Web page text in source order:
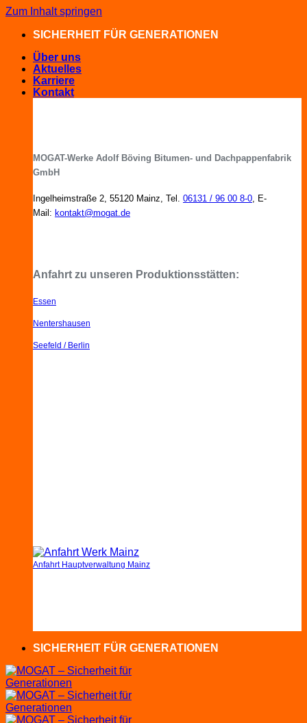
Zum Inhalt springen
SICHERHEIT FÜR GENERATIONEN
Über uns
Aktuelles
Karriere
Kontakt
MOGAT-Werke Adolf Böving Bitumen- und Dachpappenfabrik
GmbH
Ingelheimstraße 2, 55120 Mainz, Tel. 06131 / 96 00 8-0, E-
Mail: kontakt@mogat.de
Anfahrt zu unseren Produktionsstätten:
Essen
Nentershausen
Seefeld / Berlin
Anfahrt Hauptverwaltung Mainz
SICHERHEIT FÜR GENERATIONEN